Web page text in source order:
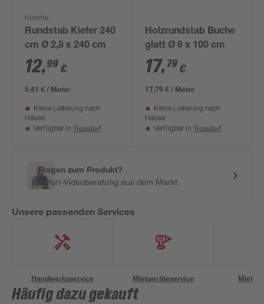
Kosche
Rundstab Kiefer 240
cm Ø 2,8 x 240 cm
12,99 €
5,41 € / Meter
Keine Lieferung nach
Hause
Verfügbar in Troisdorf
Holzrundstab Buche
glatt Ø 6 x 100 cm
17,79 €
17,79 € / Meter
Keine Lieferung nach
Hause
Verfügbar in Troisdorf
Fragen zum Produkt?
Sofort-Videoberatung aus dem Markt
Unsere passenden Services
Handwerksservice Mietgeräteservice
Häufig dazu gekauft